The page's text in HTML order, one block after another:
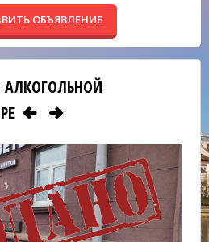
ОБЪЯВЛЕНИЕ
АЛКОГОЛЬНОЙ